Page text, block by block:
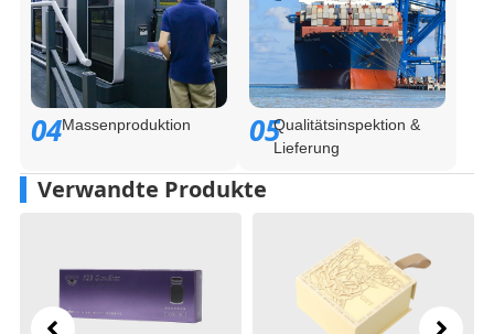
04Massenproduktion 05Qualitätsinspektion &
Lieferung
Verwandte Produkte